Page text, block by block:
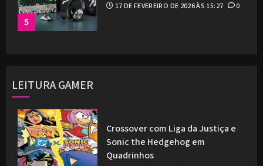
5
17 DE FEVEREIRO DE 2026 ÀS 15:27 0
LEITURA GAMER
Crossover com Liga da Justiça e
Sonic the Hedgehog em
Quadrinhos